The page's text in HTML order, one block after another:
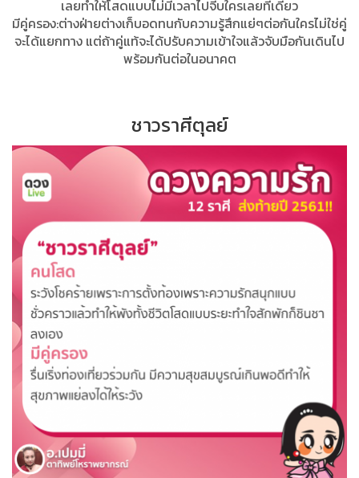
เลยทำให้โสดแบบไม่มีเวลาไปจีบใครเลยทีเดียว
มีคู่ครอง:ต่างฝ่ายต่างเก็บอดทนกับความรู้สึกแย่ๆต่อกันใครไม่ใช่คู่
จะได้แยกทาง​ แต่ถ้าคู่แท้จะได้ปรับความเข้าใจแล้วจับมือกันเดินไป
พร้อมกันต่อในอนาคต
ชาวราศีตุลย์